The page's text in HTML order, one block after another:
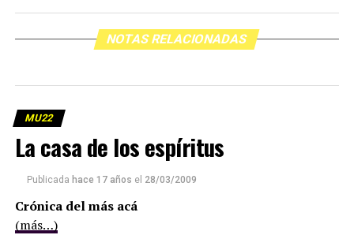
NOTAS RELACIONADAS
MU22
La casa de los espíritus
Publicada hace 17 años el 28/03/2009
Crónica del más acá
(más…)